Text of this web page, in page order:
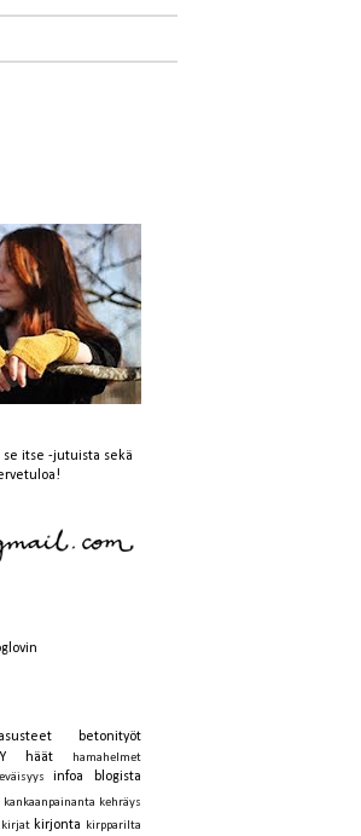
se itse -jutuista sekä
asusteet
betonityöt
häät
hamahelmet
infoa blogista
kankaanpainanta kehräys
kirjat kirjonta kirpparilta